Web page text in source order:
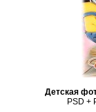
Детская
PSD +